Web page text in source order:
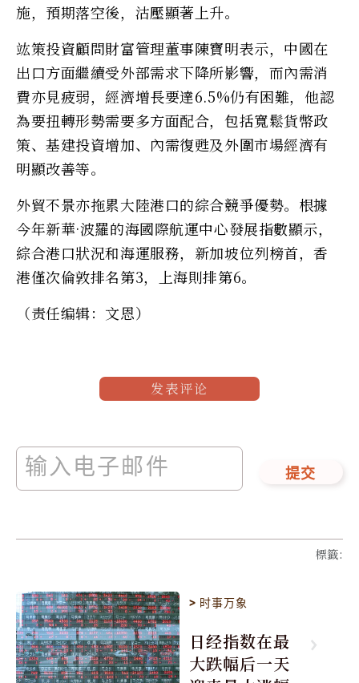
施，預期落空後，沽壓顯著上升。
竑策投資顧問財富管理董事陳寶明表示，中國在
出口方面繼續受外部需求下降所影響，而內需消
費亦見疲弱，經濟增長要達6.5%仍有困難，他認
為要扭轉形勢需要多方面配合，包括寬鬆貨幣政
策、基建投資增加、內需復甦及外圍市場經濟有
明顯改善等。
外貿不景亦拖累大陸港口的綜合競爭優勢。根據
今年新華·波羅的海國際航運中心發展指數顯示，
綜合港口狀況和海運服務，新加坡位列榜首，香
港僅次倫敦排名第3，上海則排第6。
（责任编辑：文恩）
发表评论
提交
標籤:
> 时事万象
日经指数在最
大跌幅后一天